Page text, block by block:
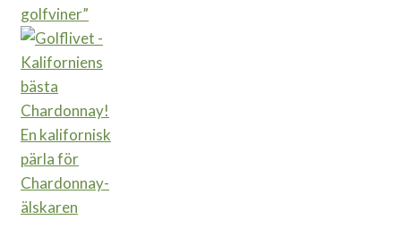
golfviner”
En kalifornisk
pärla för
Chardonnay-
älskaren